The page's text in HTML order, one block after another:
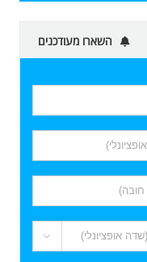
השארו מעודכנים
